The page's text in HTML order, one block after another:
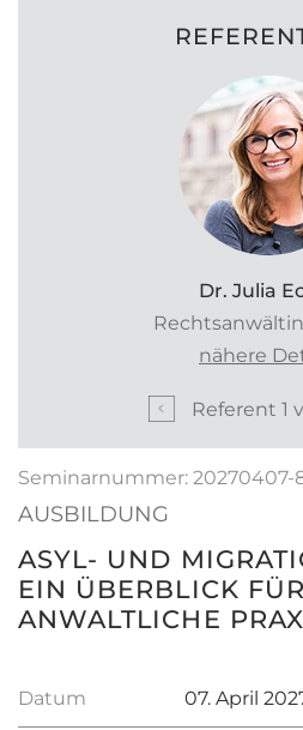
Dr. Julia
nähere
Referent 1
Seminarnummer: 20270407-
AUSBILDUNG
ASYL- UND
EIN ÜBERBLICK
ANWALTLICHE
Datum 07. April